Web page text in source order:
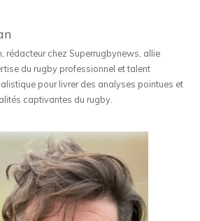
rédacteur chez Superrugbynews, allie
du rugby professionnel et talent
pour livrer des analyses pointues et
captivantes du rugby.